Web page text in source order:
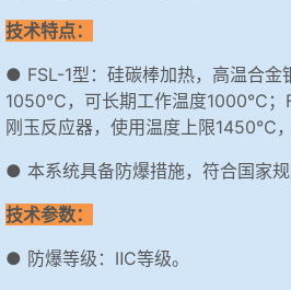
技术特点：
● FSL-1型：硅碳棒加热，高温合金
1050℃，可长期工作温度1000℃；
刚玉反应器，使用温度上限1450℃
● 本系统具备防爆措施，符合国家规
技术参数：
● 防爆等级：ⅡC等级。